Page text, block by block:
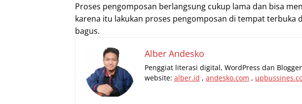
Proses pengomposan berlangsung cukup lama dan bisa
karena itu lakukan proses pengomposan di tempat terbuka
bagus.
Alber Andesko
Penggiat literasi digital, WordPress dan Blogger
website: alber.id , andesko.com ,